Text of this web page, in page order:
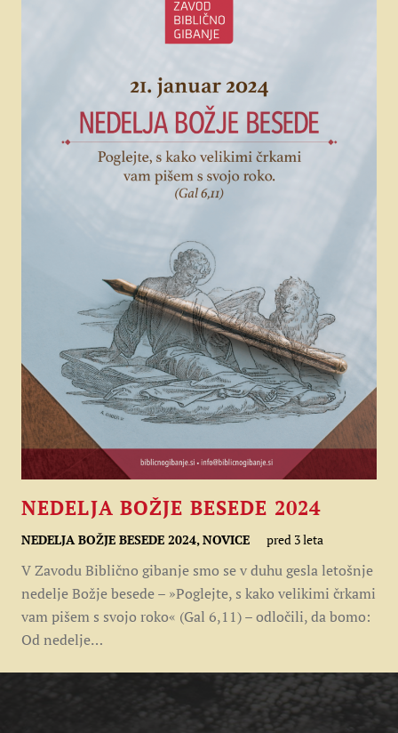
NEDELJA BOŽJE BESEDE 2024
NEDELJA BOŽJE BESEDE 2024, NOVICE pred 3 leta
V Zavodu Biblično gibanje smo se v duhu gesla letošnje
nedelje Božje besede – »Poglejte, s kako velikimi črkami
vam pišem s svojo roko« (Gal 6,11) – odločili, da bomo:
Od nedelje…